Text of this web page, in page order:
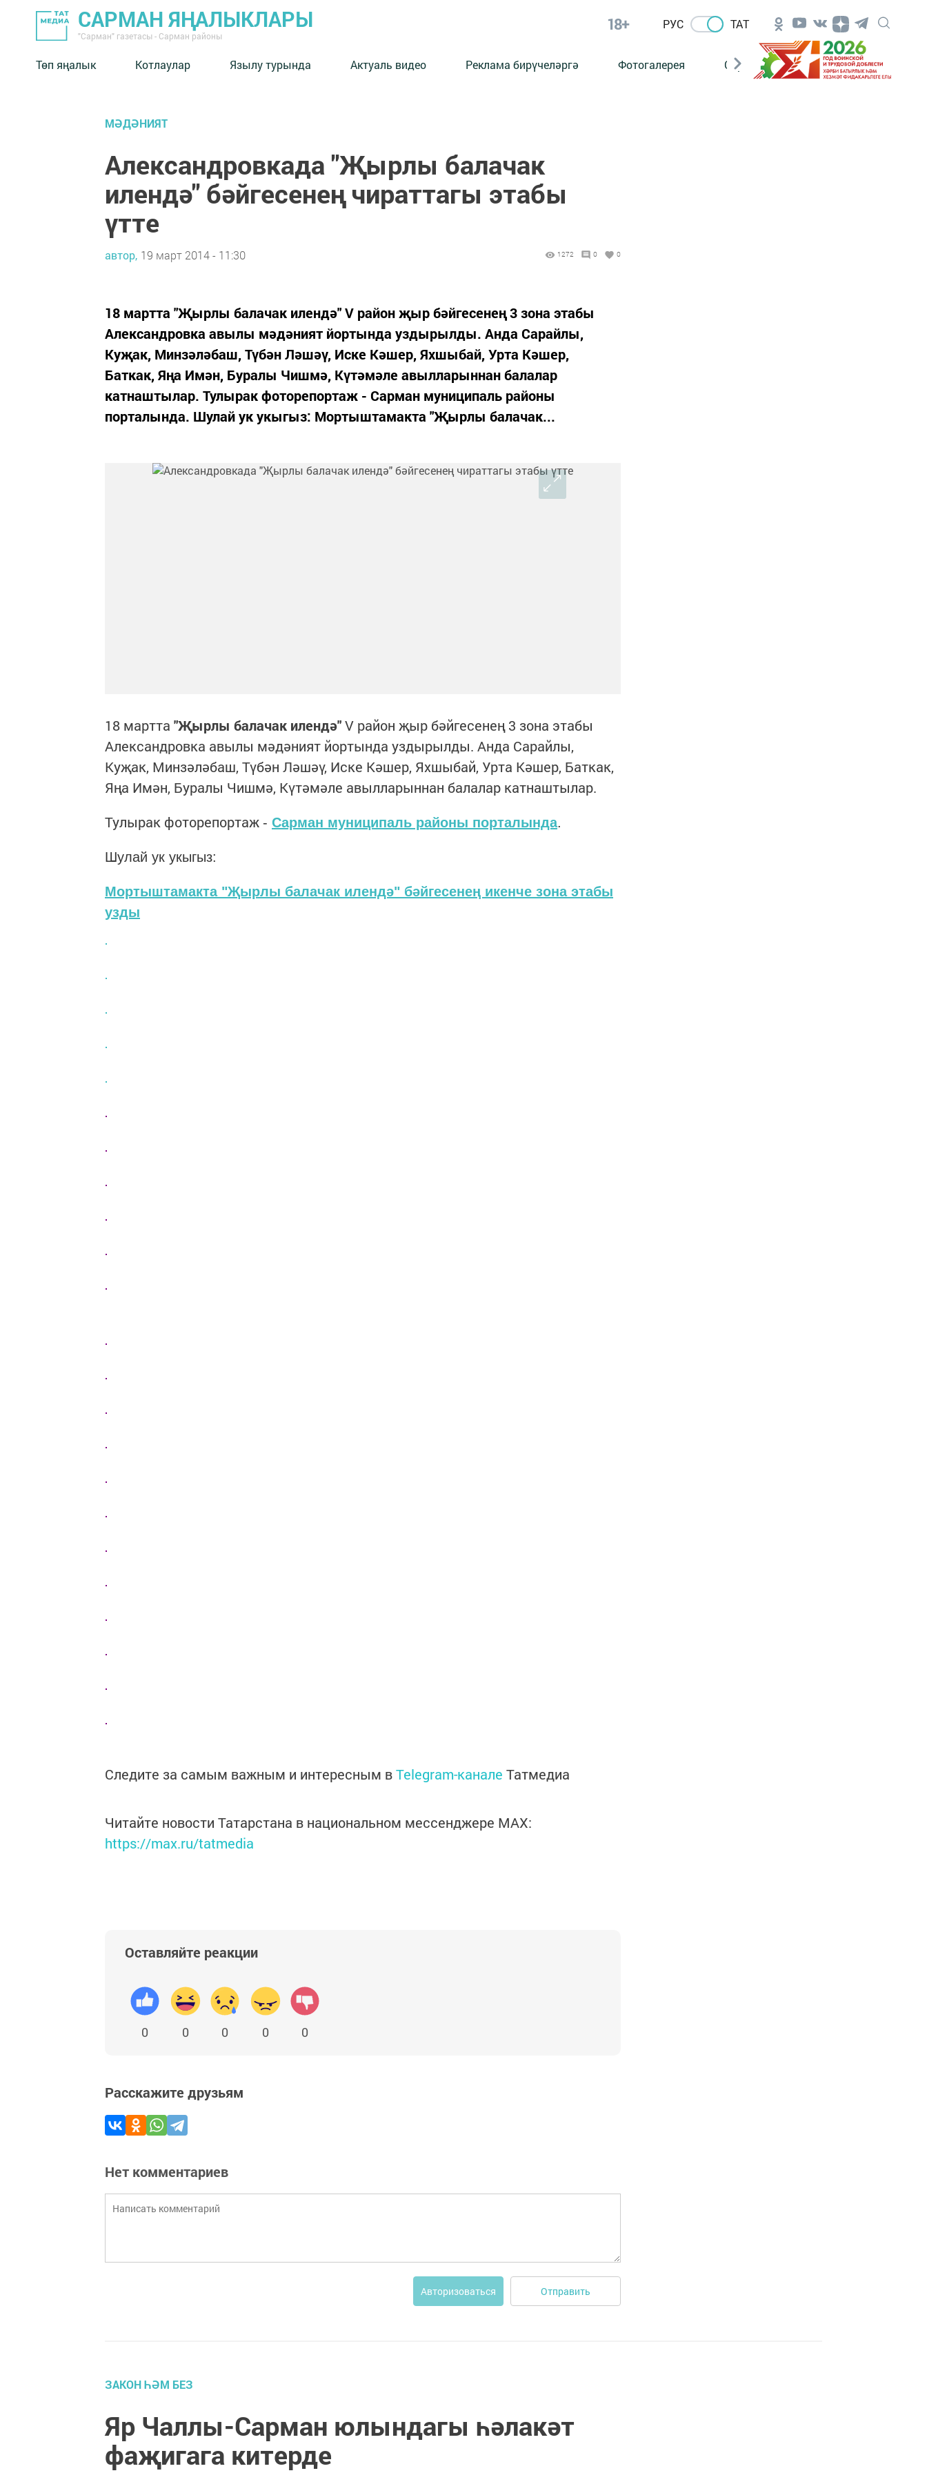
САРМАН ЯҢАЛЫКЛАРЫ
"Сарман" газетасы - Сарман районы
18+ РУС ТАТ
Төп яңалык Котлаулар Язылу турында Актуаль видео Реклама бирүчеләргә Фотогалерея Сораштыру
МӘДӘНИЯТ
Александровкада "Җырлы балачак
илендә" бәйгесенең чираттагы этабы
үтте
автор, 19 март 2014 - 11:30 1272 0 0
18 мартта "Җырлы балачак илендә" V район җыр бәйгесенең 3 зона этабы
Александровка авылы мәдәният йортында уздырылды. Анда Сарайлы,
Куҗак, Минзәләбаш, Түбән Ләшәү, Иске Кәшер, Яхшыбай, Урта Кәшер,
Баткак, Яңа Имән, Буралы Чишмә, Күтәмәле авылларыннан балалар
катнаштылар. Тулырак фоторепортаж - Сарман муниципаль районы
порталында. Шулай ук укыгыз: Мортыштамакта "Җырлы балачак...
18 мартта "Җырлы балачак илендә"V район җыр бәйгесенең 3 зона этабы
Александровка авылы мәдәният йортында уздырылды. Анда Сарайлы,
Куҗак, Минзәләбаш, Түбән Ләшәү, Иске Кәшер, Яхшыбай, Урта Кәшер, Баткак,
Яңа Имән, Буралы Чишмә, Күтәмәле авылларыннан балалар катнаштылар.
Тулырак фоторепортаж - Сарман муниципаль районы порталында.
Шулай ук укыгыз:
Мортыштамакта "Җырлы балачак илендә" бәйгесенең икенче зона этабы
узды
Следите за самым важным и интересным вTelegram-канале Татмедиа
Читайте новости Татарстана в национальном мессенджере MАХ:
https://max.ru/tatmedia
Оставляйте реакции
0 0 0 0 0
Расскажите друзьям
Нет комментариев
Авторизоваться Отправить
ЗАКОН ҺӘМ БЕЗ
Яр Чаллы-Сарман юлындагы һәлакәт
фаҗигага китерде